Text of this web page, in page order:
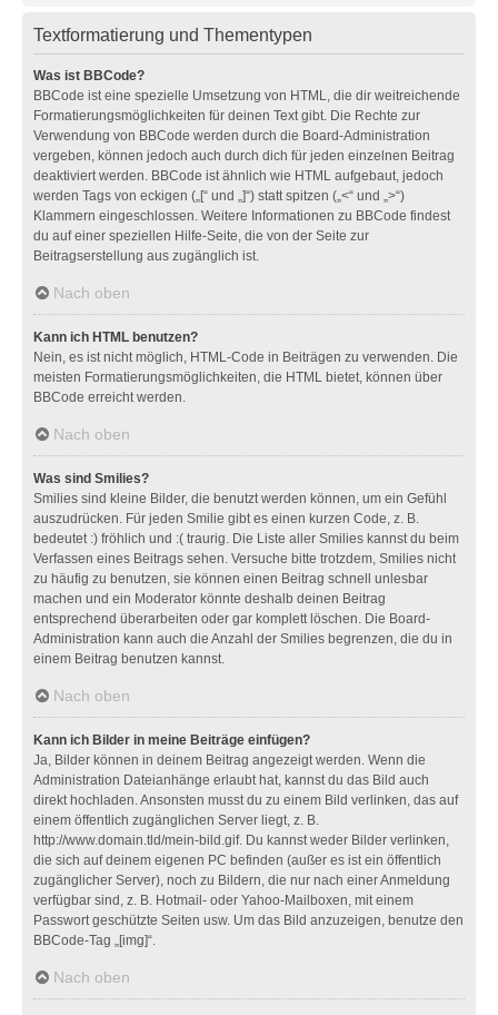
Textformatierung und Thementypen
Was ist BBCode?
BBCode ist eine spezielle Umsetzung von HTML, die dir weitreichende
Formatierungsmöglichkeiten für deinen Text gibt. Die Rechte zur
Verwendung von BBCode werden durch die Board-Administration
vergeben, können jedoch auch durch dich für jeden einzelnen Beitrag
deaktiviert werden. BBCode ist ähnlich wie HTML aufgebaut, jedoch
werden Tags von eckigen („[“ und „]“) statt spitzen („<“ und „>“)
Klammern eingeschlossen. Weitere Informationen zu BBCode findest
du auf einer speziellen Hilfe-Seite, die von der Seite zur
Beitragserstellung aus zugänglich ist.
Nach oben
Kann ich HTML benutzen?
Nein, es ist nicht möglich, HTML-Code in Beiträgen zu verwenden. Die
meisten Formatierungsmöglichkeiten, die HTML bietet, können über
BBCode erreicht werden.
Nach oben
Was sind Smilies?
Smilies sind kleine Bilder, die benutzt werden können, um ein Gefühl
auszudrücken. Für jeden Smilie gibt es einen kurzen Code, z. B.
bedeutet :) fröhlich und :( traurig. Die Liste aller Smilies kannst du beim
Verfassen eines Beitrags sehen. Versuche bitte trotzdem, Smilies nicht
zu häufig zu benutzen, sie können einen Beitrag schnell unlesbar
machen und ein Moderator könnte deshalb deinen Beitrag
entsprechend überarbeiten oder gar komplett löschen. Die Board-
Administration kann auch die Anzahl der Smilies begrenzen, die du in
einem Beitrag benutzen kannst.
Nach oben
Kann ich Bilder in meine Beiträge einfügen?
Ja, Bilder können in deinem Beitrag angezeigt werden. Wenn die
Administration Dateianhänge erlaubt hat, kannst du das Bild auch
direkt hochladen. Ansonsten musst du zu einem Bild verlinken, das auf
einem öffentlich zugänglichen Server liegt, z. B.
http://www.domain.tld/mein-bild.gif. Du kannst weder Bilder verlinken,
die sich auf deinem eigenen PC befinden (außer es ist ein öffentlich
zugänglicher Server), noch zu Bildern, die nur nach einer Anmeldung
verfügbar sind, z. B. Hotmail- oder Yahoo-Mailboxen, mit einem
Passwort geschützte Seiten usw. Um das Bild anzuzeigen, benutze den
BBCode-Tag „[img]“.
Nach oben